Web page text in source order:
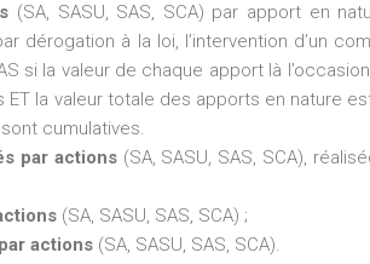
(SA, SASU, SAS, SCA) par apport en
dérogation à la loi, l’intervention d’un
si la valeur de chaque apport là
la valeur totale des apports en nature
cumulatives.
par actions(SA, SASU, SAS, SCA),
(SA, SASU, SAS, SCA) ;
actions (SA, SASU, SAS, SCA).